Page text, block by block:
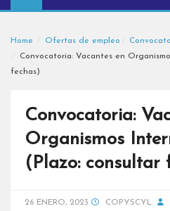
Home Ofertas de empleo
Convocatoria: Vacantes en
fechas)
Convocatoria:
Organismos
(Plazo: consultar
26 ENERO, 2023
COPYSCYL